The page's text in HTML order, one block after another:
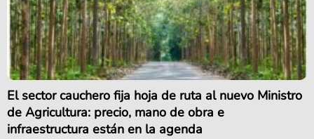
El sector cauchero fija hoja de ruta al nuevo Ministro
de Agricultura: precio, mano de obra e
infraestructura están en la agenda